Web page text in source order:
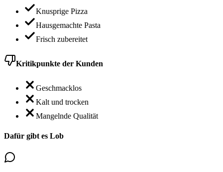
Knusprige Pizza
Hausgemachte Pasta
Frisch zubereitet
Kritikpunkte der Kunden
Geschmacklos
Kalt und trocken
Mangelnde Qualität
Dafür gibt es Lob